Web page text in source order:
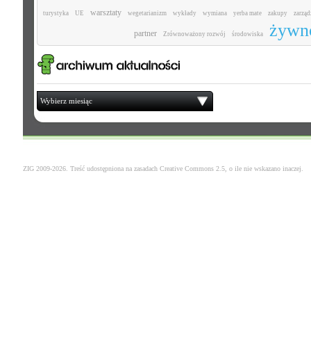
turystyka UE warsztaty wegetarianizm wykłady wymiana yerba mate zakupy
partner Zrównoważony rozwój środowiska
Wybierz miesiąc
ZIG 2009-2026. Treść udostępniona na zasadach Creative Commons 2.5 , o ile nie wskazano inaczej.